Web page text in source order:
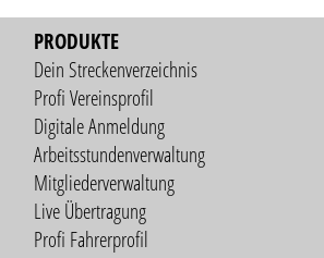
PRODUKTE
Dein Streckenverzeichnis
Profi Vereinsprofil
Digitale Anmeldung
Arbeitsstundenverwaltung
Mitgliederverwaltung
Live Übertragung
Profi Fahrerprofil